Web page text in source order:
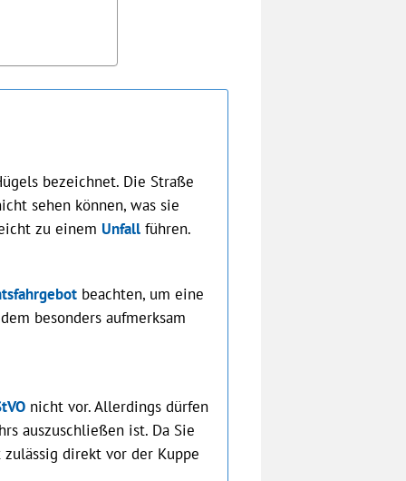
bezeichnet. Die Straße
sehen können, was sie
zu einem Unfallführen.
beachten, um eine
besonders aufmerksam
nicht vor. Allerdings dürfen
auszuschließen ist. Da Sie
direkt vor der Kuppe